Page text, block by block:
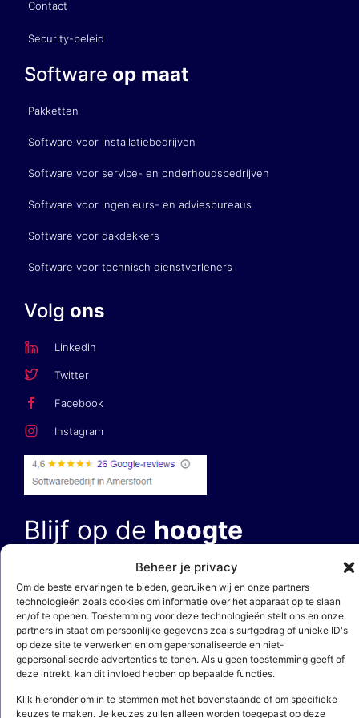
Beheer je privacy
Om de beste ervaringen te bieden, gebruiken wij en onze partners
technologieën zoals cookies om informatie over het apparaat op te slaan
en/of te openen. Toestemming voor deze technologieën stelt ons en onze
partners in staat om persoonlijke gegevens zoals surfgedrag of unieke ID's
op deze site te verwerken en om gepersonaliseerde en niet-
gepersonaliseerde advertenties te tonen. Als u geen toestemming geeft of
deze intrekt, kan dit invloed hebben op bepaalde functies.
Klik hieronder om in te stemmen met het bovenstaande of om specifieke
keuzes te maken. Je keuzes zullen alleen worden toegepast op deze
Contact
Security-beleid
Software op maat
Pakketten
Software voor installatiebedrijven
Software voor service- en onderhoudsbedrijven
Software voor ingenieurs- en adviesbureaus
Software voor dakdekkers
Software voor technisch dienstverleners
Volg ons
Linkedin
Twitter
Facebook
Instagram
Blijf op de hoogte
onzeprivacy- en cookieverklaring. Deze site wordt beschermd door
reCAPTCHA en hetprivacybeleiden deservicevoorwaardenvan Google zijn